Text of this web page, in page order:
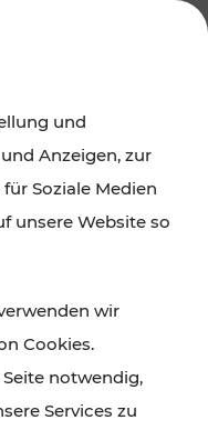
Burgenland
– viele
und Fahrplan-
erreichbar.
und
Anzeigen, zur
Soziale Medien
unsere Website so
wir
Cookies.
notwendig,
Services zu